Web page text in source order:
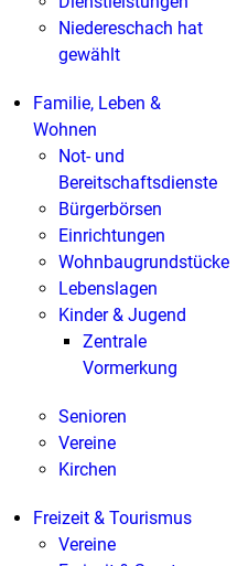
Niedereschach hat
gewählt
Familie, Leben &
Wohnen
Not- und
Bereitschaftsdienste
Bürgerbörsen
Einrichtungen
Wohnbaugrundstücke
Lebenslagen
Kinder & Jugend
Zentrale
Vormerkung
Senioren
Vereine
Kirchen
Freizeit & Tourismus
Vereine